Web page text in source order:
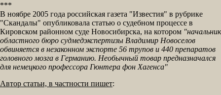
***
В ноябре 2005 года российская газета "Известия" в рубрике
"Скандалы" опубликовала статью о судебном процессе в
Кировском районном суде Новосибирска, на котором "начальник
областного бюро судмедэкспертизы Владимир Новоселов
обвиняется в незаконном экспорте 56 трупов и 440 препаратов
головного мозга в Германию. Необычный товар предназначался
для немецкого профессора Гюнтера фон Хагенса"
Автор статьи, в частности пишет: